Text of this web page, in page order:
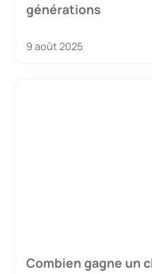
générations
9 août 2025
Combien gagne un